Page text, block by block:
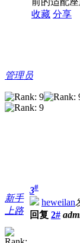
收藏 分享
管理员
新手
上路
3#
heweilan
回复 2#